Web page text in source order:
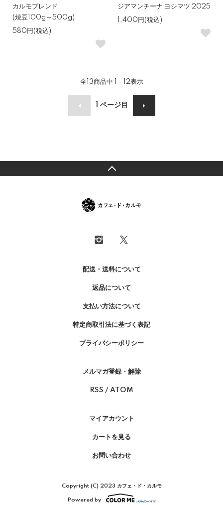
カルモブレンド
(焼豆100g～500g)
580円(税込)
ジアマンチーナ ヨシマツ 2025
1,400円(税込)
全13商品中 1 - 12表示
ページ目
配送・送料について
返品について
支払い方法について
特定商取引法に基づく表記
プライバシーポリシー
メルマガ登録・解除
RSS / ATOM
マイアカウント
カートを見る
お問い合わせ
Copyright (C) 2023 カフェ・ド・カルモ
Powered by